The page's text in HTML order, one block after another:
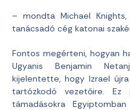
– mondta Michael
tanácsadó cég katonai
Fontos megérteni, hogyan
Ugyanis Benjamin
kijelentette, hogy Izrael
tartózkodó vezetőire. Ez
támadásokra